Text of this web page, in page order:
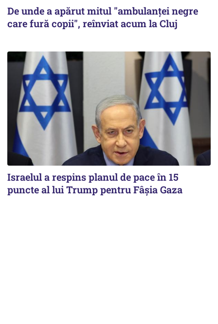
De unde a apărut mitul "ambulanței negre
care fură copii", reînviat acum la Cluj
Israelul a respins planul de pace în 15
puncte al lui Trump pentru Fâșia Gaza